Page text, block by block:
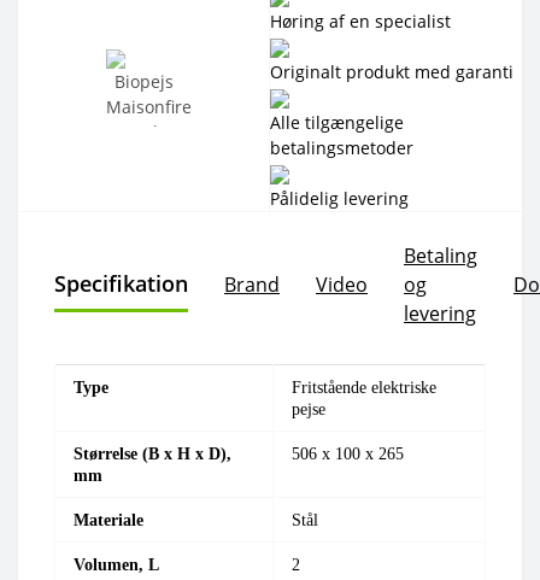
Høring af en specialist
Originalt produkt med garanti
Alle tilgængelige
betalingsmetoder
Pålidelig levering
Specifikation Brand Video
Betaling
og
levering
Type
Fritstående elektriske
pejse
Størrelse (B x H x D),
mm
506 x 100 x 265
Materiale Stål
Volumen, L 2